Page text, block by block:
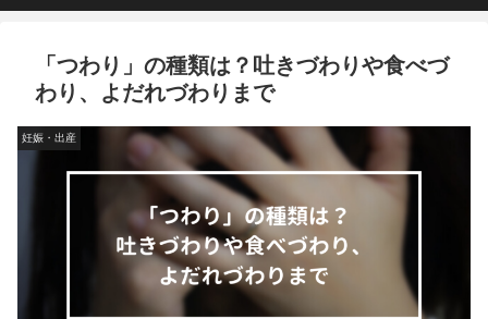
「つわり」の種類は？吐きづわりや食べづ
わり、よだれづわりまで
妊娠・出産